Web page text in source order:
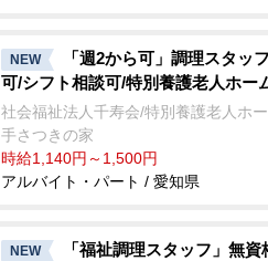
NEW
「週2から可」調理スタッ
可/シフト相談可/特別養護老人ホー
社会福祉法人千寿会/特別養護老人ホ
手さつきの家
時給1,140円～1,500円
アルバイト・パート / 愛知県
NEW
「福祉調理スタッフ」無資